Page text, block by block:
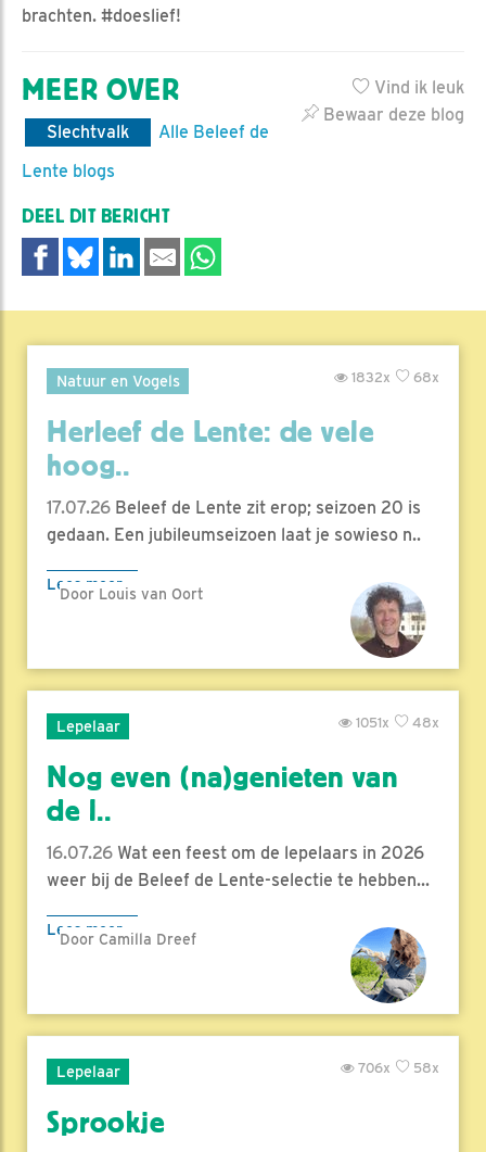
brachten. #doeslief!
Vind ik leuk
Bewaar deze blog
MEER OVER
Slechtvalk
Alle Beleef de
Lente blogs
DEEL DIT BERICHT
Natuur en Vogels 68x
1832x
Herleef de Lente: de vele
hoog..
17.07.26 Beleef de Lente zit erop; seizoen 20 is
gedaan. Een jubileumseizoen laat je sowieso n..
Lees meer
Door Louis van Oort
Lepelaar 48x
1051x
Nog even (na)genieten van
de l..
16.07.26 Wat een feest om de lepelaars in 2026
weer bij de Beleef de Lente-selectie te hebben...
Lees meer
Door Camilla Dreef
Lepelaar 58x
706x
Sprookje